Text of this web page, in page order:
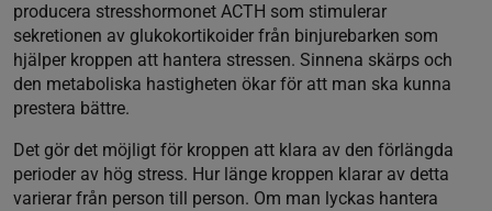
producera stresshormonet ACTH som stimulerar
sekretionen av glukokortikoider från binjurebarken som
hjälper kroppen att hantera stressen. Sinnena skärps och
den metaboliska hastigheten ökar för att man ska kunna
prestera bättre.
Det gör det möjligt för kroppen att klara av den förlängda
perioder av hög stress. Hur länge kroppen klarar av detta
varierar från person till person. Om man lyckas hantera